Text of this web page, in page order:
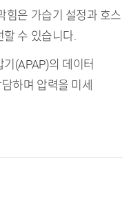
힘은 가습기 설정과 호스
할 수 있습니다.
기(APAP)의 데이터
하며 압력을 미세